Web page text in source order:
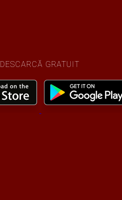
DESCARCĂ GRATUIT